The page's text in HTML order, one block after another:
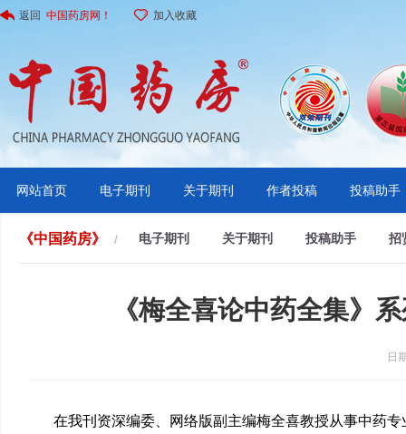
返回 中国药房网！ 加入收藏
网站首页 电子期刊 关于期刊 作者投稿 投稿助手
《中国药房》 / 电子期刊 关于期刊 投稿助手 招
《梅全喜论中药全集》
日
在我刊资深编委、网络版副主编梅全喜教授从事中药